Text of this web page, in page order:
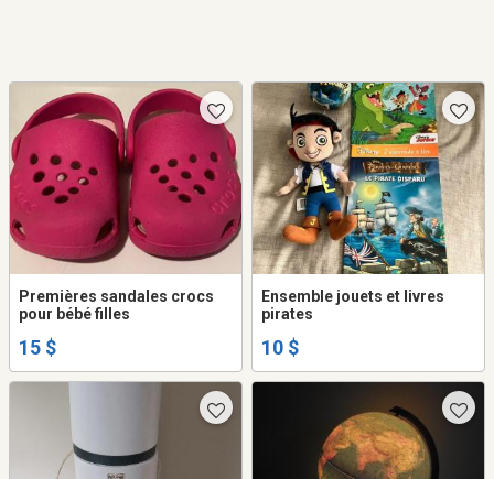
Premières sandales crocs
pour bébé filles
15 $
Ensemble jouets et livres
pirates
10 $